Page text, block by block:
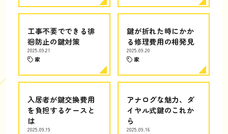
工事不要でできる徘
徊防止の鍵対策
2025.09.21
家
鍵が折れた時にかか
る修理費用の相発見
2025.09.20
家
入居者が鍵交換費用
を負担するケースと
は
2025.09.19
アナログな魅力、ダ
イヤル式鍵のこれか
ら
2025.09.16